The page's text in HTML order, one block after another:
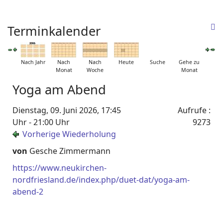
Terminkalender
Nach Jahr
Nach
Monat
Nach
Woche
Heute Suche
Gehe zu
Monat
Yoga am Abend
Dienstag, 09. Juni 2026, 17:45
Uhr - 21:00 Uhr
Vorherige Wiederholung
Aufrufe :
9273
von Gesche Zimmermann
https://www.neukirchen-
nordfriesland.de/index.php/duet-dat/yoga-am-
abend-2